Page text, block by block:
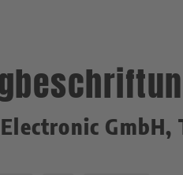
GmbH,